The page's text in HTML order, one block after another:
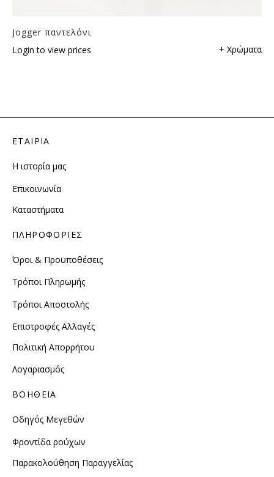
Jogger παντελόνι
Login to view prices
+ Χρώματα
ΕΤΑΙΡΙΑ
Η ιστορία μας
Επικοινωνία
Καταστήματα
ΠΛΗΡΟΦΟΡΙΕΣ
Όροι & Προϋποθέσεις
Τρόποι Πληρωμής
Τρόποι Αποστολής
Επιστροφές Αλλαγές
Πολιτική Απορρήτου
Λογαριασμός
ΒΟΗΘΕΙΑ
Οδηγός Μεγεθών
Φροντίδα ρούχων
Παρακολούθηση Παραγγελίας